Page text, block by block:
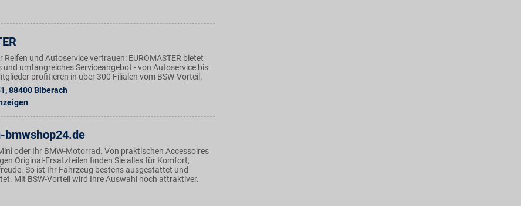
Reifen und Autoservice vertrauen: EUROMASTER bietet
und umfangreiches Serviceangebot - von Autoservice bis
profitieren in über 300 Filialen vom BSW-Vorteil.
,88400 Biberach
bmwshop24.de
oder Ihr BMW-Motorrad. Von praktischen Accessoires
Original-Ersatzteilen finden Sie alles für Komfort,
So ist Ihr Fahrzeug bestens ausgestattet und
Mit BSW-Vorteil wird Ihre Auswahl noch attraktiver.